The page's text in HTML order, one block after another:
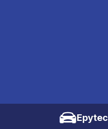
Epytec